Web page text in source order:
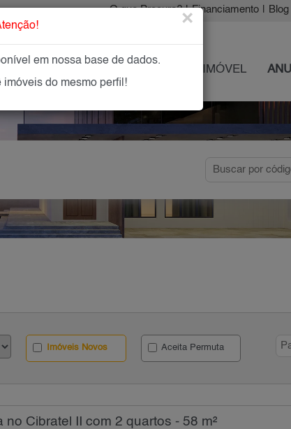
O que Procura? | Financiamento Blog
OFEREÇA SEU IMÓVEL
Imóveis Novos Aceita Permuta
no Cibratel II com 2 quartos - 58 m²
×
em nossa base de dados.
imóveis do mesmo perfil!